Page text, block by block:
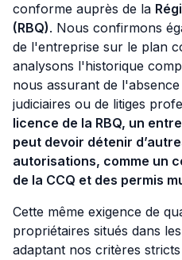
conforme auprès de la
(RBQ). Nous confirmons
de l'entreprise sur le plan
analysons l'historique
nous assurant de
judiciaires ou de litiges
licence de la RBQ, un
peut devoir détenir
autorisations, comme un
de la CCQ et des permis
Cette même exigence de
propriétaires situés dans
adaptant nos critères